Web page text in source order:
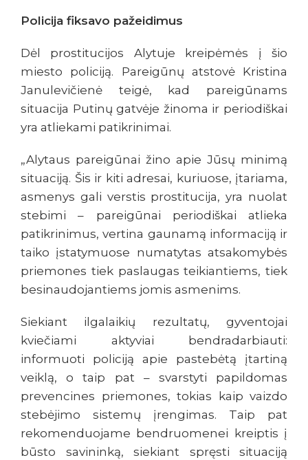
Policija fiksavo pažeidimus
Dėl prostitucijos Alytuje kreipėmės į šio
miesto policiją. Pareigūnų atstovė Kristina
Janulevičienė teigė, kad pareigūnams
situacija Putinų gatvėje žinoma ir periodiškai
yra atliekami patikrinimai.
„Alytaus pareigūnai žino apie Jūsų minimą
situaciją. Šis ir kiti adresai, kuriuose, įtariama,
asmenys gali verstis prostitucija, yra nuolat
stebimi – pareigūnai periodiškai atlieka
patikrinimus, vertina gaunamą informaciją ir
taiko įstatymuose numatytas atsakomybės
priemones tiek paslaugas teikiantiems, tiek
besinaudojantiems jomis asmenims.
Siekiant ilgalaikių rezultatų, gyventojai
kviečiami aktyviai bendradarbiauti:
informuoti policiją apie pastebėtą įtartiną
veiklą, o taip pat – svarstyti papildomas
prevencines priemones, tokias kaip vaizdo
stebėjimo sistemų įrengimas. Taip pat
rekomenduojame bendruomenei kreiptis į
būsto savininką, siekiant spręsti situaciją